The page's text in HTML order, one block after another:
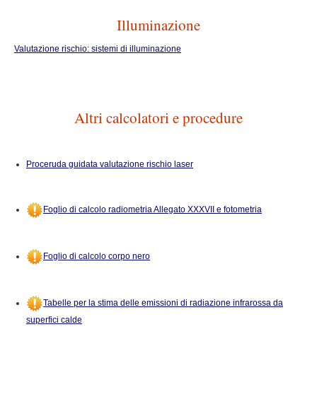
Illuminazione
Valutazione rischio: sistemi di illuminazione
Altri calcolatori e procedure
Proceruda guidata valutazione rischio laser
Foglio di calcolo radiometria Allegato XXXVII e fotometria
Foglio di calcolo corpo nero
Tabelle per la stima delle emissioni di radiazione infrarossa da
superfici calde